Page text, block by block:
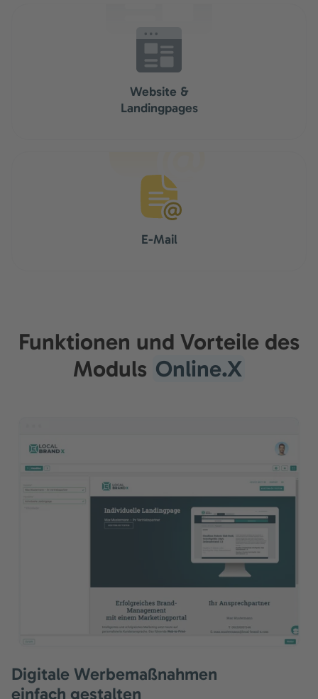
Website &
Landingpages
E-Mail
Funktionen und Vorteile des
Moduls Online.X
Digitale Werbemaßnahmen
einfach gestalten